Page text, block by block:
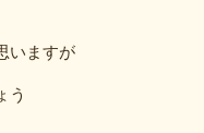
いますが
う